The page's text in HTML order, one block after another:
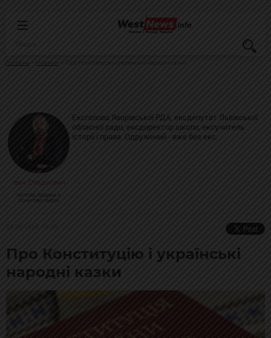
Головна Новини Про Конституцію і українські народні казки
Іван Стецькович
ПОЛІТИК, ЛЮДИНА З
ПОЧУТТЯМ ГУМОРУ
Ексголова Яворівської РДА, ексдепутат Львівської
обласної ради, ексдиректор школи, ексучитель
історії і права. Одружений - вже без екс.
Про Конституцію і українські
народні казки